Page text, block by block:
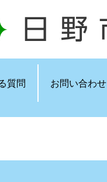
質問 お問い合わせ